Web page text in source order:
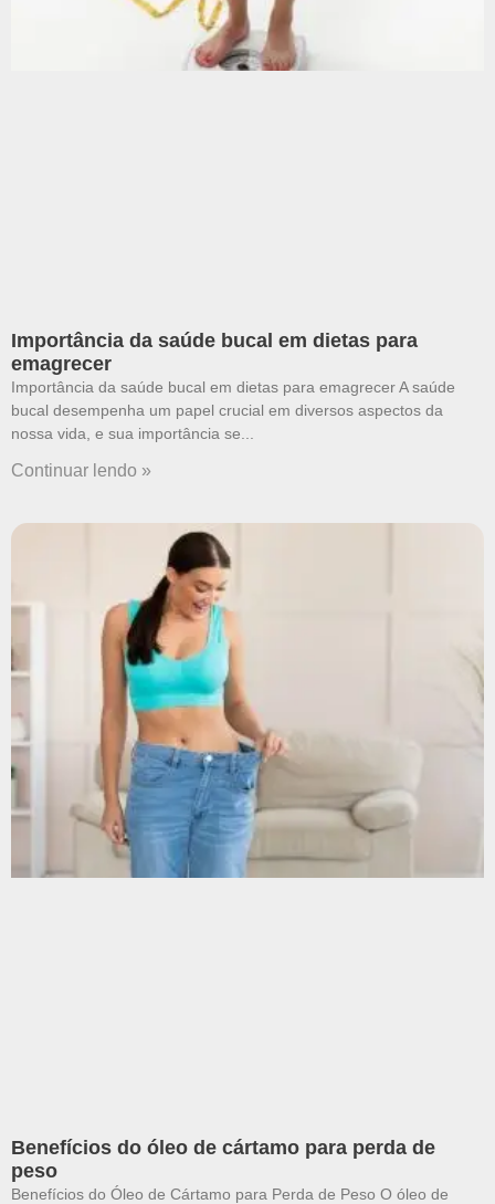
Importância da saúde bucal em dietas para
emagrecer
Importância da saúde bucal em dietas para emagrecer A saúde
bucal desempenha um papel crucial em diversos aspectos da
nossa vida, e sua importância se
Continuar lendo »
Benefícios do óleo de cártamo para perda de
peso
Benefícios do Óleo de Cártamo para Perda de Peso O óleo de